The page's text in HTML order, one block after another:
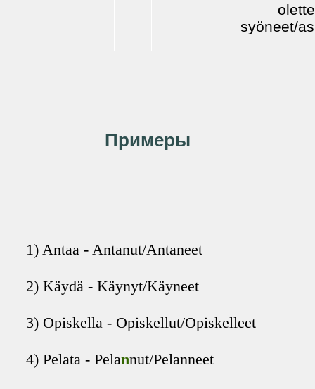
olette
syöneet/
Примеры
1) Antaa - Antanut/Antaneet
2) Käydä - Käynyt/Käyneet
3) Opiskella - Opiskellut/Opiskelleet
4) Pelata - Pelannut/Pelanneet